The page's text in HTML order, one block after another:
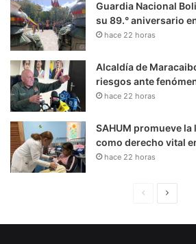
Guardia Nacional
su 89.° aniversario
hace 22 horas
Alcaldía de
riesgos ante
hace 22 horas
SAHUM promueve
como derecho vital
hace 22 horas